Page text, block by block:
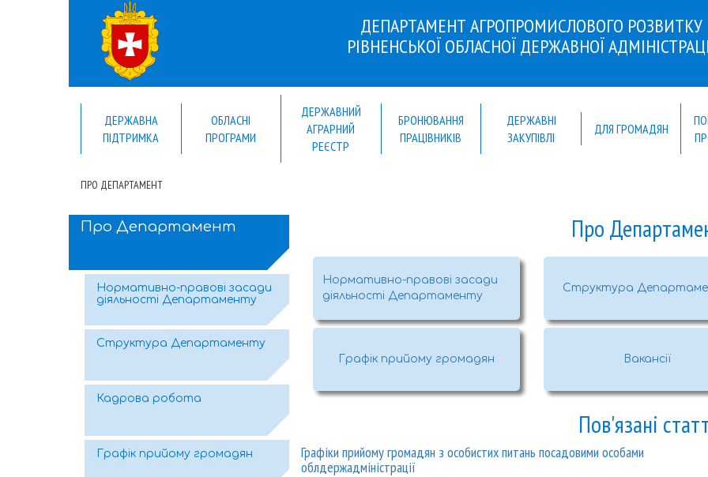
ДЕПАРТАМЕНТ АГРОПРОМИСЛОВОГО РОЗВИТКУ
РІВНЕНСЬКОЇ ОБЛАСНОЇ ДЕРЖАВНОЇ
ДЕРЖАВНА
ПІДТРИМКА
ОБЛАСНІ
ПРОГРАМИ
ДЕРЖАВНИЙ
АГРАРНИЙ
РЕЄСТР
БРОНЮВАННЯ
ПРАЦІВНИКІВ
ДЕРЖАВНІ
ЗАКУПІВЛІ
ДЛЯ ГРОМАДЯН
ПРО ДЕПАРТАМЕНТ
Про Департамент
Нормативно-правові засади
діяльності Департаменту
Структура Департаменту
Кадрова робота
Графік прийому громадян
Про
Нормативно-правові засади
діяльності Департаменту
Структура
Графік прийому громадян Вакансії
Пов'язані
Графіки прийому громадян з особистих питань посадовими особами
облдержадміністрації